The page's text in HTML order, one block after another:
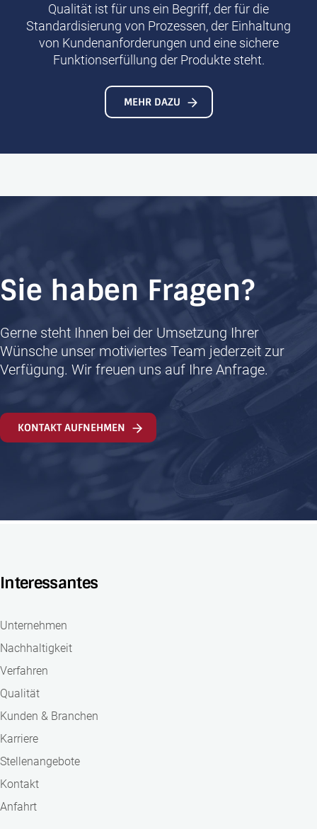
Qualität ist für uns ein Begriff, der für die
Standardisierung von Prozessen, der Ein­haltung
von Kunden­anforderungen und eine sichere
Funktions­erfüllung der Produkte steht.
MEHR DAZU
Sie haben Fragen?
Gerne steht Ihnen bei der Umsetzung Ihrer
Wünsche unser motiviertes Team jederzeit zur
Verfügung. Wir freuen uns auf Ihre Anfrage.
KONTAKT AUFNEHMEN
Interessantes
Unternehmen
Nachhaltigkeit
Verfahren
Qualität
Kunden & Branchen
Karriere
Stellenangebote
Kontakt
Anfahrt